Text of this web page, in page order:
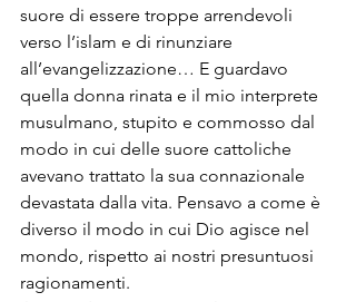
suore di essere troppe arrendevoli
verso l’islam e di rinunziare
all’evangelizzazione… E guardavo
quella donna rinata e il mio interprete
musulmano, stupito e commosso dal
modo in cui delle suore cattoliche
avevano trattato la sua connazionale
devastata dalla vita. Pensavo a come è
diverso il modo in cui Dio agisce nel
mondo, rispetto ai nostri presuntuosi
ragionamenti.